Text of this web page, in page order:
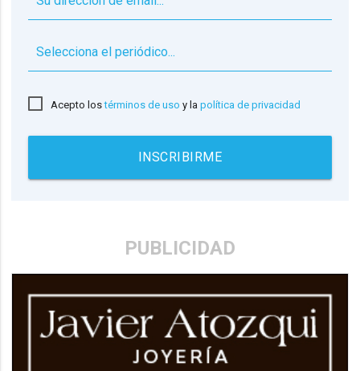
Acepto lostérminos de uso y lapolítica de privacidad
INSCRIBIRME
PUBLICIDAD